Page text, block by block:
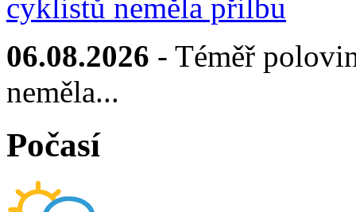
06.08.2026 - Téměř
neměla...
Počasí